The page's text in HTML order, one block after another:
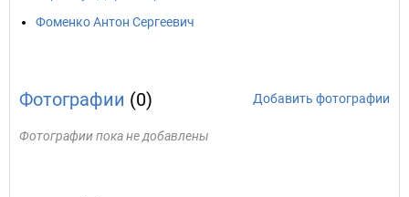
Фоменко Антон Сергеевич
Фотографии (0) Добавить фотографии
Фотографии пока не добавлены